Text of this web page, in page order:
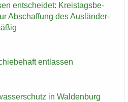
ent­schei­det: Kreis­tags­be­
Ab­schaf­fung des Aus­län­der­
ent­las­sen
in Wal­den­burg